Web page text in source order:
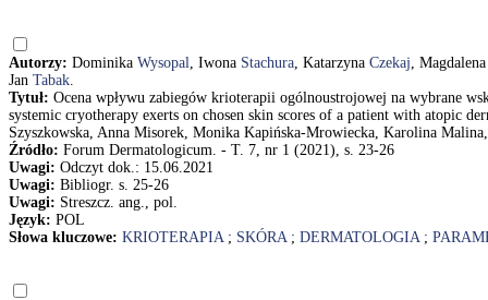
Autorzy: Dominika Wysopal, Iwona Stachura, Katarzyna Czekaj,
Jan Tabak.
Tytuł: Ocena wpływu zabiegów krioterapii ogólnoustrojowej na wybrane
systemic cryotherapy exerts on chosen skin scores of a patient with atopic
Szyszkowska, Anna Misorek, Monika Kapińska-Mrowiecka, Karolina Malina,
Źródło: Forum Dermatologicum. - T. 7, nr 1 (2021), s. 23-26
Uwagi: Odczyt dok.: 15.06.2021
Uwagi: Bibliogr. s. 25-26
Uwagi: Streszcz. ang., pol.
Język: POL
Słowa kluczowe: KRIOTERAPIA; SKÓRA; DERMATOLOGIA;